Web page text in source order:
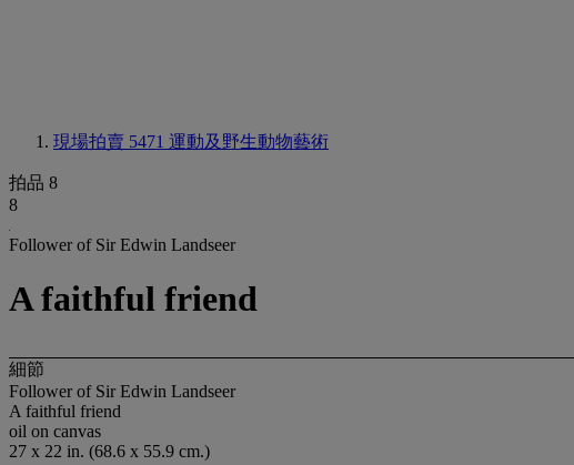
現場拍賣 5471 運動及野生動物藝術
拍品 8
8
Follower of Sir Edwin Landseer
A faithful friend
細節
Follower of Sir Edwin Landseer
A faithful friend
oil on canvas
27 x 22 in. (68.6 x 55.9 cm.)